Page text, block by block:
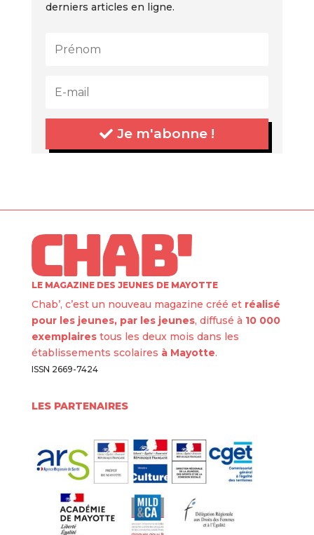
derniers articles en ligne.
Je m'abonne !
LE MAGAZINE DES JEUNES DE MAYOTTE
Chab’, c’est un nouveau magazine créé et réalisé
pour les jeunes, par les jeunes, diffusé à 10 000
exemplairestous les deux mois dans les
établissements scolaires à Mayotte.
ISSN 2669-7424
LES PARTENAIRES